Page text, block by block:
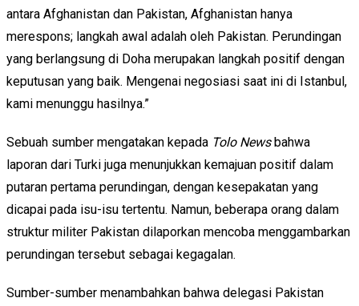
antara Afghanistan dan Pakistan, Afghanistan hanya
merespons; langkah awal adalah oleh Pakistan. Perundingan
yang berlangsung di Doha merupakan langkah positif dengan
keputusan yang baik. Mengenai negosiasi saat ini di Istanbul,
kami menunggu hasilnya.”
Sebuah sumber mengatakan kepada Tolo Newsbahwa
laporan dari Turki juga menunjukkan kemajuan positif dalam
putaran pertama perundingan, dengan kesepakatan yang
dicapai pada isu-isu tertentu. Namun, beberapa orang dalam
struktur militer Pakistan dilaporkan mencoba menggambarkan
perundingan tersebut sebagai kegagalan.
Sumber-sumber menambahkan bahwa delegasi Pakistan